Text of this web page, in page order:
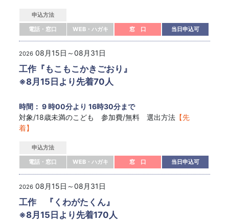
申込方法
電話・窓口
WEB・ハガキ 窓 口 当日申込可
2026 08月15日～08月31日
工作『もこもこかきごおり』
※8月15日より先着70人
時間： 9 時00分より 16時30分まで
対象/18歳未満のこども 参加費/無料 選出方法 【先
着】
申込方法
電話・窓口
WEB・ハガキ 窓 口 当日申込可
2026 08月15日～08月31日
工作 『くわがたくん』
※8月15日より先着170人